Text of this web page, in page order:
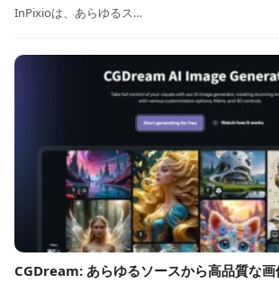
InPixioは、あらゆるス…
CGDream: あらゆるソースから高品質な画